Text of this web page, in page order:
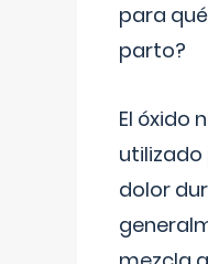
para
parto?
El óxido
utilizado
dolor